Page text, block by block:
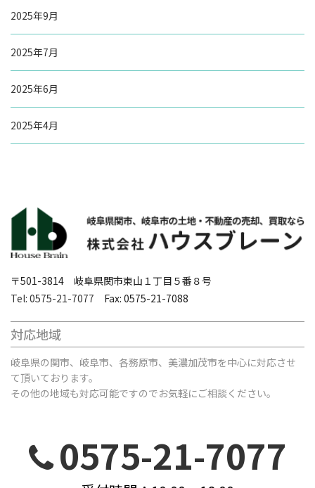
2025年9月
2025年7月
2025年6月
2025年4月
〒501-3814 岐阜県関市東山１丁目５番８号
Tel: 0575-21-7077 Fax: 0575-21-7088
対応地域
岐阜県の関市、岐阜市、各務原市、美濃加茂市を中心に対応させ
て頂いております。
その他の地域も対応可能ですのでお気軽にご相談ください。
0575-21-7077